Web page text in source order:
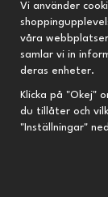
INFORMATION
Om oss
Nyheter
Nyhetsbrev
Om cookies
Prenumeration
Vi använder
våra
samlar vi in
deras enheter.
Klicka på "Okej"
du tillåter och
"Inställningar"